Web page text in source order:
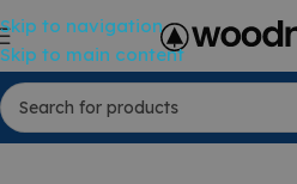
Skip to navigation
Skip to main content